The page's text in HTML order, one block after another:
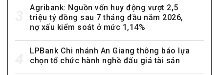
Agribank: Nguồn vốn huy động vượt 2,5
triệu tỷ đồng sau 7 tháng đầu năm 2026,
nợ xấu kiểm soát ở mức 1,14%
LPBank Chi nhánh An Giang thông báo lựa
chọn tổ chức hành nghề đấu giá tài sản